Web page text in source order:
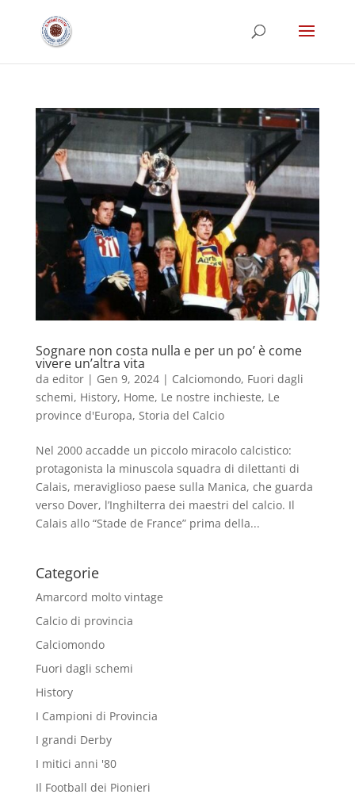
Sognare non costa nulla e per un po’ è come
vivere un’altra vita
da editor| Gen 9, 2024| Calciomondo, Fuori dagli
schemi, History, Home, Le nostre inchieste, Le
province d'Europa, Storia del Calcio
Nel 2000 accadde un piccolo miracolo calcistico:
protagonista la minuscola squadra di dilettanti di
Calais, meraviglioso paese sulla Manica, che guarda
verso Dover, l’Inghilterra dei maestri del calcio. Il
Calais allo “Stade de France” prima della...
Categorie
Amarcord molto vintage
Calcio di provincia
Calciomondo
Fuori dagli schemi
History
I Campioni di Provincia
I grandi Derby
I mitici anni '80
Il Football dei Pionieri